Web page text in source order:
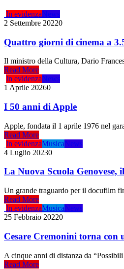
In evidenzaNews
2 Settembre 20220
Quattro giorni di cinema a
Il ministro della Cultura, Dario
Read More
In evidenzaNews
1 Aprile 20260
I 50 anni di Apple
Apple, fondata il 1 aprile 1976 nel
Read More
In evidenzaMusicaNews
4 Luglio 20230
La Nuova Scuola
Un grande traguardo per il docufilm
Read More
In evidenzaMusicaNews
25 Febbraio 20220
Cesare Cremonini torna con
A cinque anni di distanza da
Read More